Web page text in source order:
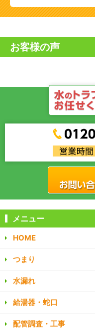
お客様の声
メニュー
HOME
つまり
水漏れ
給湯器・蛇口
配管調査・工事